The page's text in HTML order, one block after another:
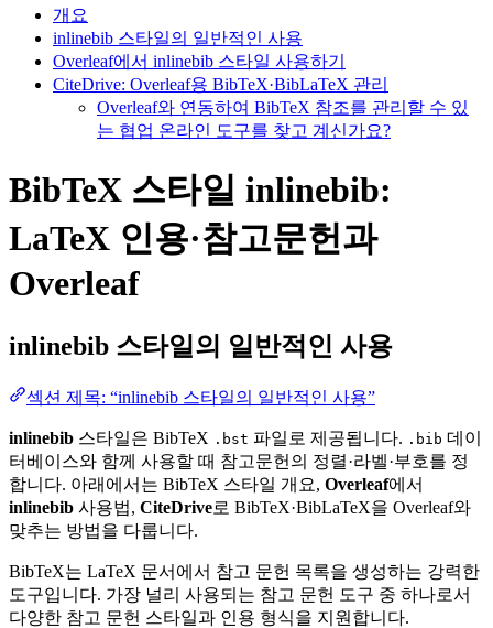
개요
inlinebib 스타일의 일반적인 사용
Overleaf에서 inlinebib 스타일 사용하기
CiteDrive: Overleaf용 BibTeX·BibLaTeX 관리
Overleaf와 연동하여 BibTeX 참조를 관리할 수 있
는 협업 온라인 도구를 찾고 계신가요?
BibTeX 스타일 inlinebib:
LaTeX 인용·참고문헌과
Overleaf
inlinebib 스타일의 일반적인 사용
섹션 제목: “inlinebib 스타일의 일반적인 사용”
inlinebib 스타일은 BibTeX .bst 파일로 제공됩니다. .bib 데이
터베이스와 함께 사용할 때 참고문헌의 정렬·라벨·부호를 정
합니다. 아래에서는 BibTeX 스타일 개요, Overleaf에서
inlinebib 사용법, CiteDrive로 BibTeX·BibLaTeX을 Overleaf와
맞추는 방법을 다룹니다.
BibTeX는 LaTeX 문서에서 참고 문헌 목록을 생성하는 강력한
도구입니다. 가장 널리 사용되는 참고 문헌 도구 중 하나로서
다양한 참고 문헌 스타일과 인용 형식을 지원합니다.